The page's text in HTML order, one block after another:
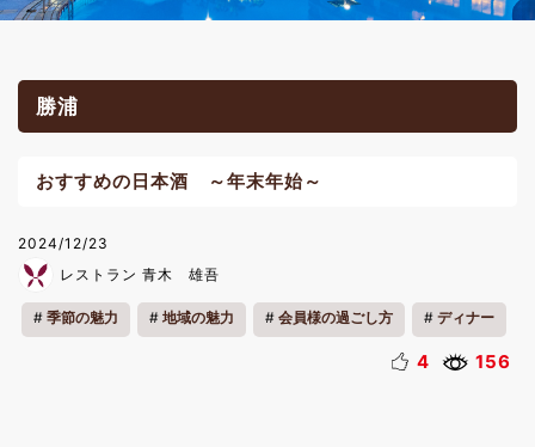
勝浦
おすすめの日本酒 ～年末年始～
2024/12/23
レストラン 青木 雄吾
季節の魅力 地域の魅力 会員様の過ごし方 ディナー
4 156